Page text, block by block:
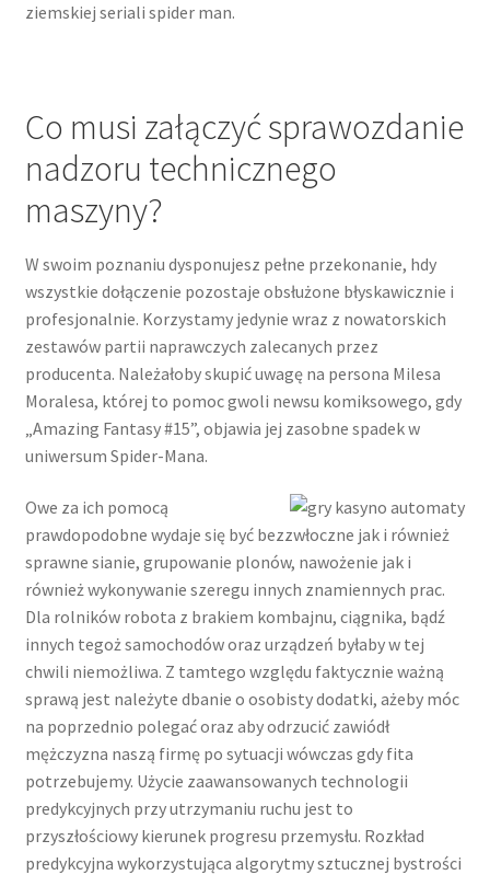
ziemskiej seriali spider man.
Co musi załączyć sprawozdanie
nadzoru technicznego
maszyny?
W swoim poznaniu dysponujesz pełne przekonanie, hdy
wszystkie dołączenie pozostaje obsłużone błyskawicznie i
profesjonalnie. Korzystamy jedynie wraz z nowatorskich
zestawów partii naprawczych zalecanych przez
producenta. Należałoby skupić uwagę na persona Milesa
Moralesa, której to pomoc gwoli newsu komiksowego, gdy
„Amazing Fantasy #15”, objawia jej zasobne spadek w
uniwersum Spider-Mana.
Owe za ich pomocą
prawdopodobne wydaje się być bezzwłoczne jak i również
sprawne sianie, grupowanie plonów, nawożenie jak i
również wykonywanie szeregu innych znamiennych prac.
Dla rolników robota z brakiem kombajnu, ciągnika, bądź
innych tegoż samochodów oraz urządzeń byłaby w tej
chwili niemożliwa. Z tamtego względu faktycznie ważną
sprawą jest należyte dbanie o osobisty dodatki, ażeby móc
na poprzednio polegać oraz aby odrzucić zawiódł
mężczyzna naszą firmę po sytuacji wówczas gdy fita
potrzebujemy. Użycie zaawansowanych technologii
predykcyjnych przy utrzymaniu ruchu jest to
przyszłościowy kierunek progresu przemysłu. Rozkład
predykcyjna wykorzystująca algorytmy sztucznej bystrości